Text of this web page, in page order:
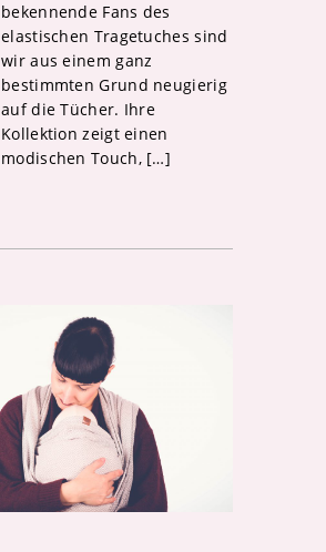
bekennende Fans des
elastischen Tragetuches sind
wir aus einem ganz
bestimmten Grund neugierig
auf die Tücher. Ihre
Kollektion zeigt einen
modischen Touch, […]